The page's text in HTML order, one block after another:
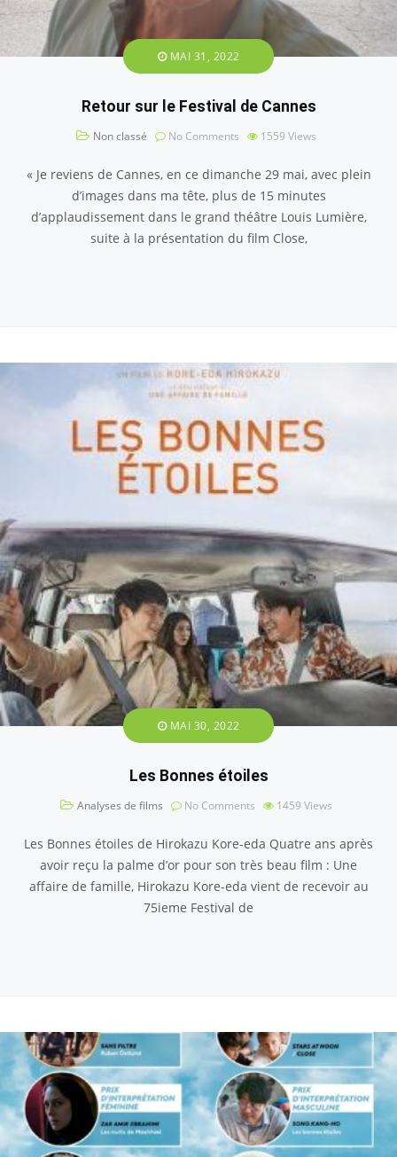
MAI 31, 2022
Retour sur le Festival de Cannes
Non classé No Comments 1559 Views
« Je reviens de Cannes, en ce dimanche 29 mai, avec plein
d’images dans ma tête, plus de 15 minutes
d’applaudissement dans le grand théâtre Louis Lumière,
suite à la présentation du film Close,
MAI 30, 2022
Les Bonnes étoiles
Analyses de films No Comments 1459 Views
Les Bonnes étoiles de Hirokazu Kore-eda Quatre ans après
avoir reçu la palme d’or pour son très beau film : Une
affaire de famille, Hirokazu Kore-eda vient de recevoir au
75ieme Festival de